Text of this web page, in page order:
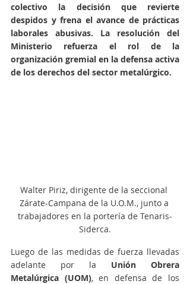
colectivo la decisión que revierte
despidos y frena el avance de prácticas
laborales abusivas. La resolución del
Ministerio refuerza el rol de la
organización gremial en la defensa activa
de los derechos del sector metalúrgico.
Walter Piriz, dirigente de la seccional
Zárate-Campana de la U.O.M., junto a
trabajadores en la portería de Tenaris-
Siderca.
Luego de las medidas de fuerza llevadas
adelante por la Unión Obrera
Metalúrgica (UOM), en defensa de los